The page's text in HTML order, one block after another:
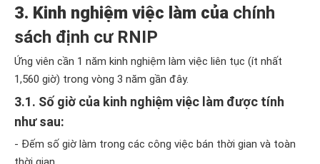
3. Kinh nghiệm việc làm của chính
sách định cư RNIP
Ứng viên cần 1 năm kinh nghiệm làm việc liên tục (ít nhất
1,560 giờ) trong vòng 3 năm gần đây.
3.1. Số giờ của kinh nghiệm việc làm được tính
như sau:
- Đếm số giờ làm trong các công việc bán thời gian và toàn